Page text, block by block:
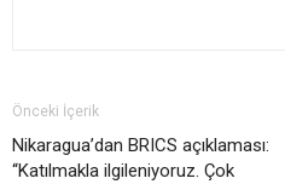
Önceki İçerik
Nikaragua’dan BRICS açıklaması:
“Katılmakla ilgileniyoruz. Çok